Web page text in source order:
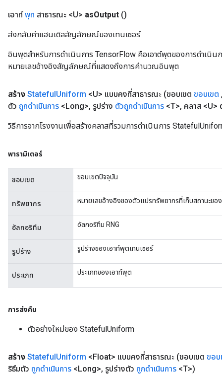
เอาท์พุท สาธารณะ <U> asOutput ()
ส่งกลับค่าแฮนเดิลสัญลักษณ์ของเทนเซอร์
อินพุตสำหรับการดำเนินการ TensorFlow คือเอาต์พุตของการดำเนิน
หมายเลขอ้างอิงสัญลักษณ์ที่แสดงถึงการคำนวณอินพุต
สร้าง StatefulUniform <U> แบบคงที่สาธารณะ (ขอบเขต ขอบเขต
ตัว ถูกดำเนินการ <Long>, รูปร่าง ตัวถูกดำเนินการ <T>, คลาส <U>
วิธีการจากโรงงานเพื่อสร้างคลาสที่รวมการดำเนินการ
พารามิเตอร์
ขอบเขต ขอบเขตปัจจุบัน
ทรัพยากร หมายเลขอ้างอิงของตัวแปรทรัพยากรที่เก็บสถานะของ
อัลกอริทึม อัลกอริทึม RNG
รูปร่าง รูปร่างของเอาท์พุตเทนเซอร์
ประเภท ประเภทของเอาท์พุต
การส่งคืน
ตัวอย่างใหม่ของ StatefulUniform
สร้าง StatefulUniform <Float> แบบคงที่สาธารณะ (ขอบเขต ขอบ
ริธึมตัว ถูกดำเนินการ <Long>, รูปร่างตัว ถูกดำเนินการ <T>)